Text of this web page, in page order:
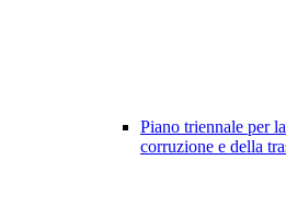
Piano triennale per
corruzione e della